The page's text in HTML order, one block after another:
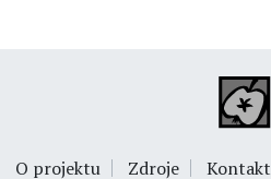
O projektu Zdroje Kontakt